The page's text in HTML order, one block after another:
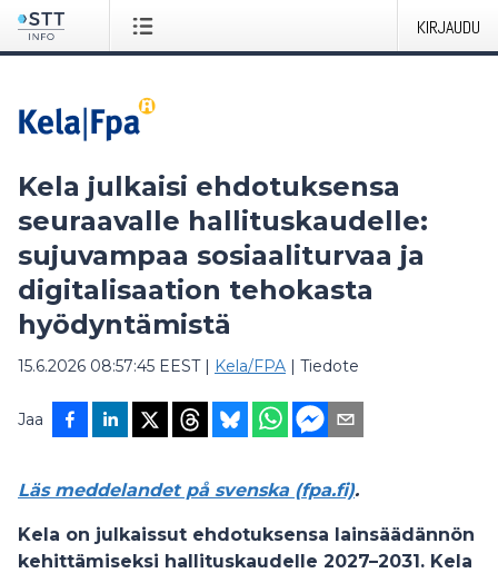
KIRJAUDU
Kela julkaisi ehdotuksensa
seuraavalle hallituskaudelle:
sujuvampaa sosiaaliturvaa ja
digitalisaation tehokasta
hyödyntämistä
15.6.2026 08:57:45 EEST| Kela/FPA | Tiedote
Jaa
Läs meddelandet på svenska (fpa.fi).
Kela on julkaissut ehdotuksensa lainsäädännön
kehittämiseksi hallituskaudelle 2027–2031. Kela